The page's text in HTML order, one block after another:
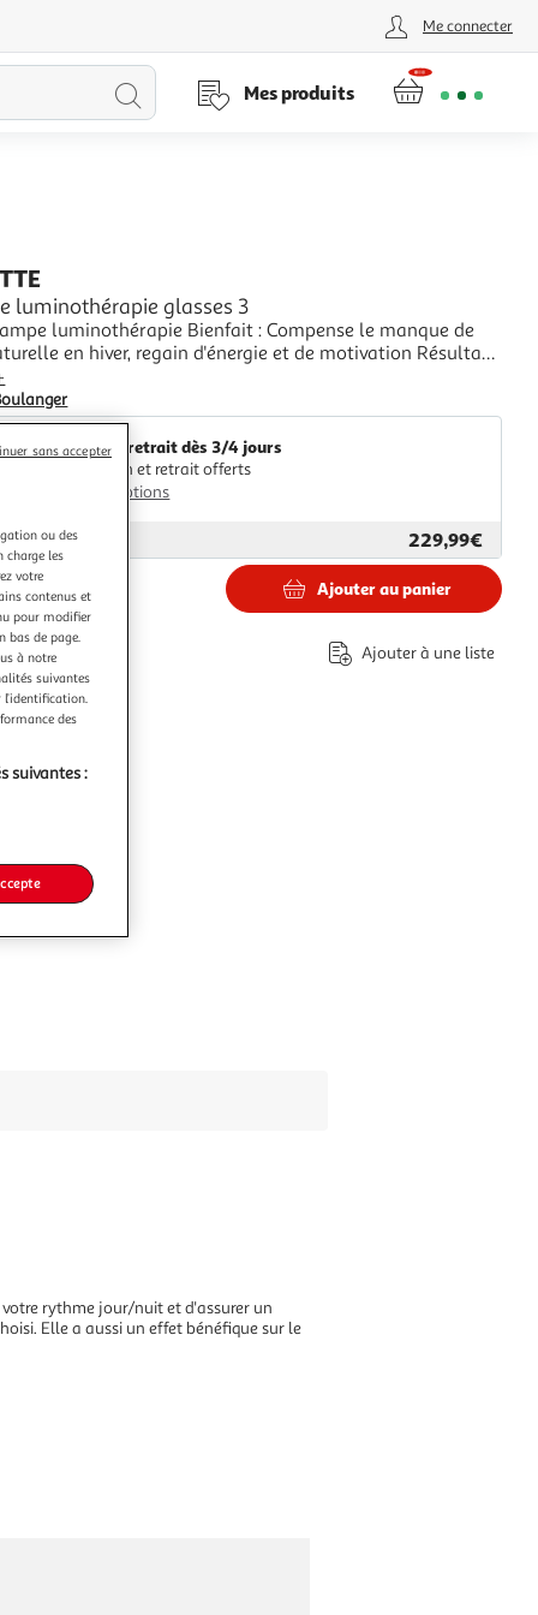
Me connecter
Lancer
Mes produits
luminothérapie glasses 3
luminothérapie Bienfait : Compense le manque de
en hiver, regain d'énergie et de motivation Résultat :
blues hivernal Commande : Bouton
Livr. ou retrait dès 3/4 jours
Livraison et retrait offerts
Plus d'options
Boulanger 229,99€
part.
Ajouter au panier
Ajouter à une liste
rythme jour/nuit et d'assurer un
Elle a aussi un effet bénéfique sur le
ou des
charge les
votre
contenus et
pour modifier
bas de page.
à notre
suivantes
des
suivantes :
sans accepter